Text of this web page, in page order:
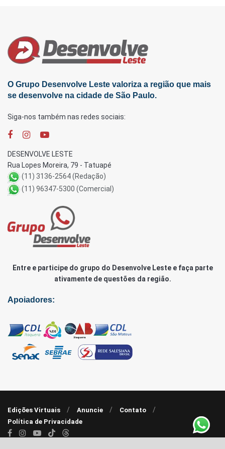
O Grupo Desenvolve Leste valoriza a região que mais
se desenvolve na cidade de São Paulo.
Siga-nos também nas redes sociais:
DESENVOLVE LESTE
Rua Lopes Moreira, 79 - Tatuapé
(11) 3136-2564 (Redação)
(11) 96347-5300 (Comercial)
Entre e participe do grupo do Desenvolve Leste e faça parte
ativamente de questões da região.
Apoiadores:
Edições Virtuais Anuncie
Contato
Política de Privacidade